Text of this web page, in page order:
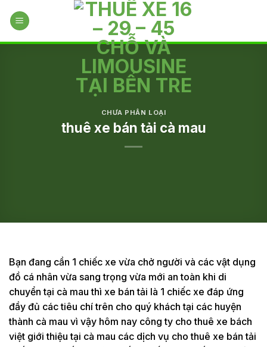
CHƯA PHÂN LOẠI
thuê xe bán tải cà mau
Bạn đang cần 1 chiếc xe vừa chở người và các vật dụng
đồ cá nhân vừa sang trọng vừa mới an toàn khi di
chuyển tại cà mau thì xe bán tải là 1 chiếc xe đáp ứng
đầy đủ các tiêu chí trên cho quý khách tại các huyện
thành cà mau vì vậy hôm nay công ty cho thuê xe bách
việt giới thiệu tại cà mau các dịch vụ cho thuê xe bán tải